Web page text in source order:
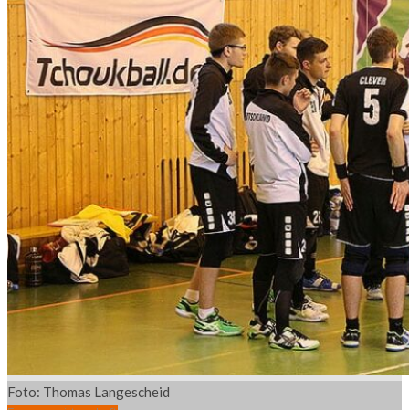
Foto: Thomas Langescheid